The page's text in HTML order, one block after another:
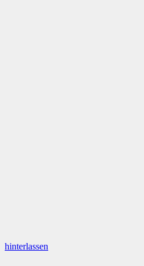
hinterlassen